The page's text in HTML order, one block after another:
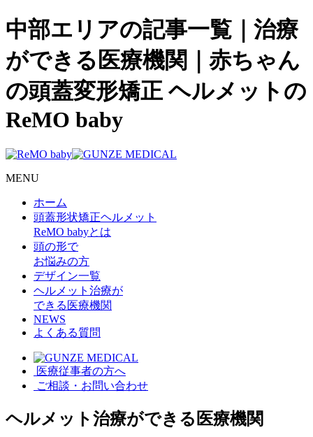
中部エリアの記事一覧｜治療
ができる医療機関｜赤ちゃん
の頭蓋変形矯正 ヘルメットの
ReMO baby
MENU
ホーム
頭蓋形状矯正ヘルメット
ReMO babyとは
頭の形で
お悩みの方
デザイン一覧
ヘルメット治療が
できる医療機関
NEWS
よくある質問
医療従事者の方へ
ご相談・お問い合わせ
ヘルメット治療ができる医療機関